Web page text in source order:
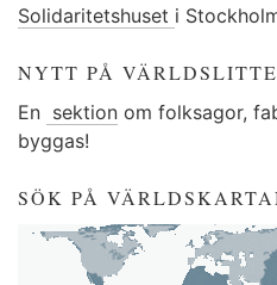
Solidaritetshuset i
NYTT PÅ
En sektion om folksagor,
byggas!
SÖK PÅ